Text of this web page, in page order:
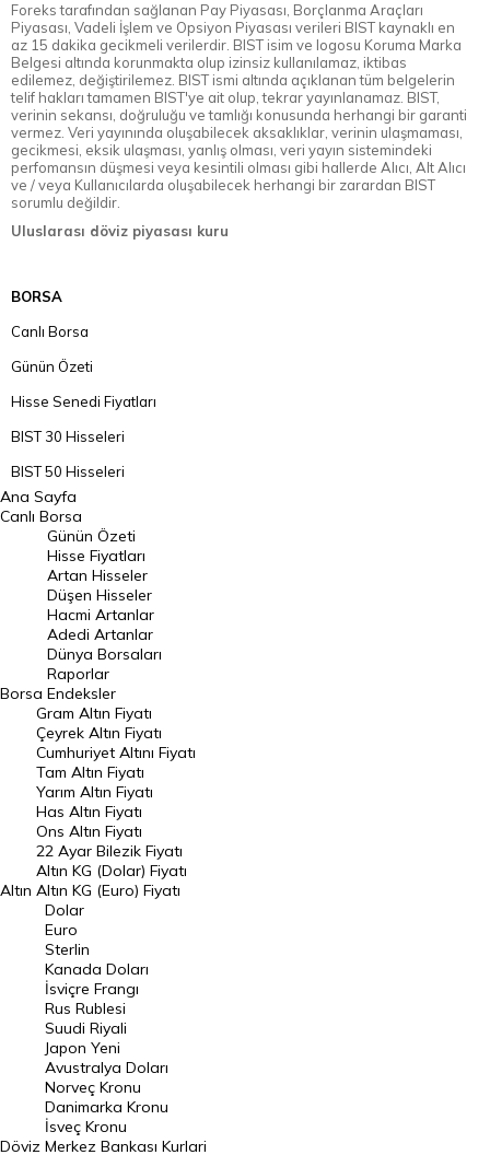
Foreks tarafından sağlanan Pay Piyasası, Borçlanma Araçları
Piyasası, Vadeli İşlem ve Opsiyon Piyasası verileri BIST kaynaklı en
az 15 dakika gecikmeli verilerdir. BIST isim ve logosu Koruma Marka
Belgesi altında korunmakta olup izinsiz kullanılamaz, iktibas
edilemez, değiştirilemez. BIST ismi altında açıklanan tüm belgelerin
telif hakları tamamen BIST'ye ait olup, tekrar yayınlanamaz. BIST,
verinin sekansı, doğruluğu ve tamlığı konusunda herhangi bir garanti
vermez. Veri yayınında oluşabilecek aksaklıklar, verinin ulaşmaması,
gecikmesi, eksik ulaşması, yanlış olması, veri yayın sistemindeki
perfomansın düşmesi veya kesintili olması gibi hallerde Alıcı, Alt Alıcı
ve / veya Kullanıcılarda oluşabilecek herhangi bir zarardan BIST
sorumlu değildir.
Uluslarası döviz piyasası kuru
BORSA
Canlı Borsa
Günün Özeti
Hisse Senedi Fiyatları
BIST 30 Hisseleri
BIST 50 Hisseleri
BIST 100 Hisseleri
En Çok Artan Hisseler
En Çok Düşen Hisseler
Hacmi Artanlar
Geçmiş Kapanışlar
Dünya Borsaları
Raporlar
Endeksler
DÖVİZ
Döviz Kuru
Dolar Kuru
Euro Kuru
Pound Kuru
Frank Kuru
Riyal Kuru
Avustralya Doları
Danimarka Kronu Kuru
Kanada Doları Kuru
Norveç Kronu Kuru
Ana Sayfa
Canlı Borsa
Borsa
Günün Özeti
Hisse Fiyatları
Artan Hisseler
Düşen Hisseler
Hacmi Artanlar
Adedi Artanlar
Dünya Borsaları
Raporlar
Endeksler
Altın
Gram Altın Fiyatı
Çeyrek Altın Fiyatı
Cumhuriyet Altını Fiyatı
Tam Altın Fiyatı
Yarım Altın Fiyatı
Has Altın Fiyatı
Ons Altın Fiyatı
22 Ayar Bilezik Fiyatı
Altın KG (Dolar) Fiyatı
Altın KG (Euro) Fiyatı
Döviz
Dolar
Euro
Sterlin
Kanada Doları
İsviçre Frangı
Rus Rublesi
Suudi Riyali
Japon Yeni
Avustralya Doları
Norveç Kronu
Danimarka Kronu
İsveç Kronu
Merkez Bankası Kurlari